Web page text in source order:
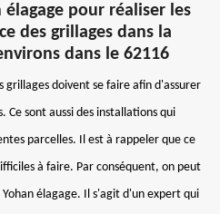
élagage pour réaliser les
des grillages dans la
dans le 62116
doivent se faire afin d'assurer
sont aussi des installations qui
parcelles. Il est à rappeler que ce
à faire. Par conséquent, on peut
élagage. Il s'agit d'un expert qui